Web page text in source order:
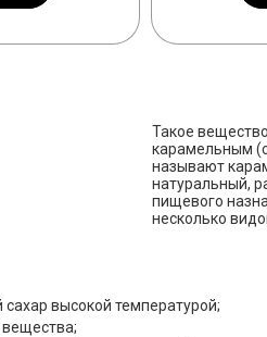
Такое
карамельным
называют
натуральный,
пищевого
несколько
высокой температурой;